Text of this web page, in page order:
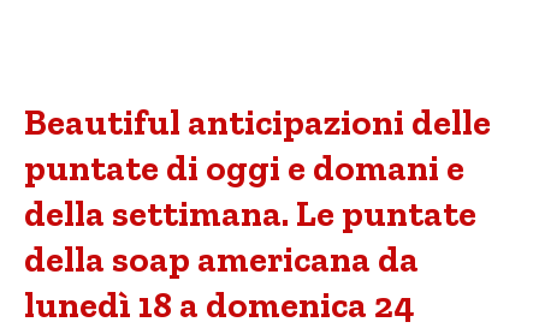
Beautiful anticipazioni delle
puntate di oggi e domani e
della settimana. Le puntate
della soap americana da
lunedì 18 a domenica 24